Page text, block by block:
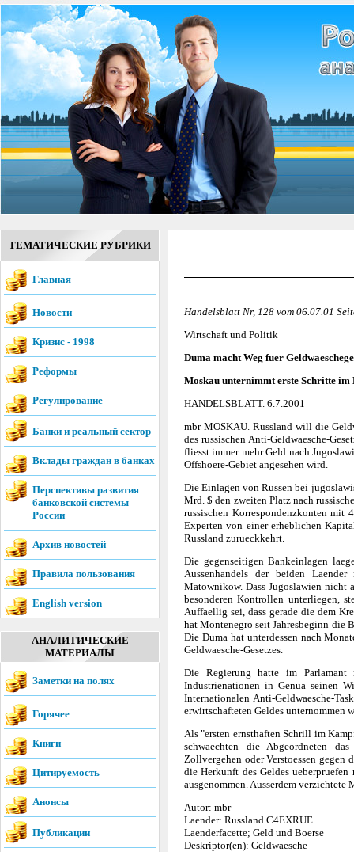
ТЕМАТИЧЕСКИЕ РУБРИКИ
Главная
Новости
Кризис - 1998
Реформы
Регулирование
Банки и реальный сектор
Вклады граждан в банках
Перспективы развития
банковской системы
России
Архив новостей
Правила пользования
English version
АНАЛИТИЧЕСКИЕ
МАТЕРИАЛЫ
Заметки на полях
Горячее
Книги
Цитируемость
Анонсы
Публикации
Handelsblatt Nr, 128 vom 06.07.01
Wirtschaft und Politik
Duma macht Weg fuer
Moskau unternimmt erste Schritte im
HANDELSBLATT. 6.7.2001
mbr MOSKAU. Russland will die
des russischen Anti-Geldwaesche-
fliesst immer mehr Geld nach
Offshoere-Gebiet angesehen wird.
Die Einlagen von Russen bei
Mrd. $ den zweiten Platz nach
russischen Korrespondenzkonten mit
Experten von einer erheblichen
Russland zurueckkehrt.
Die gegenseitigen Bankeinlagen
Aussenhandels der beiden
Matownikow. Dass Jugoslawien nicht
besonderen Kontrollen unterliegen,
Auffaellig sei, dass gerade die dem
hat Montenegro seit Jahresbeginn die
Die Duma hat unterdessen nach
Geldwaesche-Gesetzes.
Die Regierung hatte im Parlamant
Industrienationen in Genua seinen
Internationalen Anti-Geldwaesche-
erwirtschafteten Geldes unternommen
Als "ersten ernsthaften Schrill im
schwaechten die Abgeordneten
Zollvergehen oder Verstoessen gegen
die Herkunft des Geldes
ausgenommen. Ausserdem
Autor: mbr
Laender: Russland C4EXRUE
Laenderfacette; Geld und Boerse
Deskriptor(en): Geldwaesche